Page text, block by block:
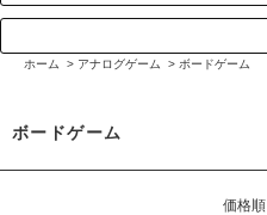
ホーム > アナログゲーム > ボードゲーム
ボードゲーム
価格順